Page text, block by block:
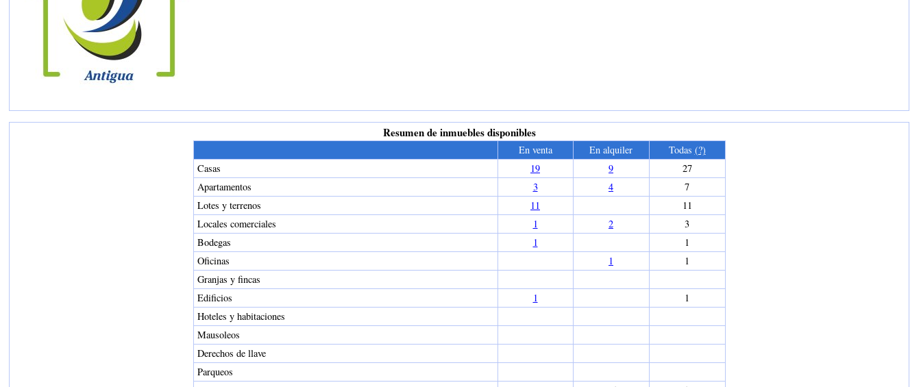
Resumen de inmuebles disponibles
En venta En alquiler Todas (?)
Casas
19 9
27
Apartamentos
3 4
7
Lotes y terrenos
11
11
Locales comerciales
1 2
3
Bodegas
1
1
Oficinas
1
1
Granjas y fincas
Edificios
1
1
Hoteles y habitaciones
Mausoleos
Derechos de llave
Parqueos